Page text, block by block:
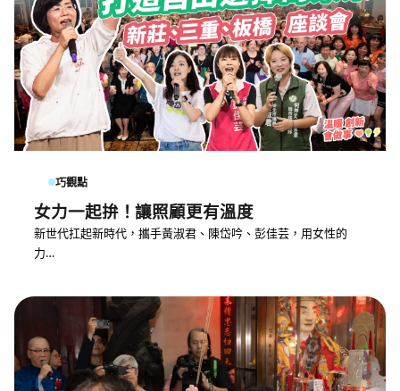
巧觀點
女力一起拚！讓照顧更有溫度
新世代扛起新時代，攜手黃淑君、陳岱吟、彭佳芸，用女性的
力…